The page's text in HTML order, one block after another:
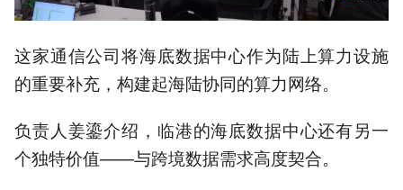
这家通信公司将海底数据中心作为陆上算力设施
的重要补充，构建起海陆协同的算力网络。
负责人姜鎏介绍，临港的海底数据中心还有另一
个独特价值——与跨境数据需求高度契合。